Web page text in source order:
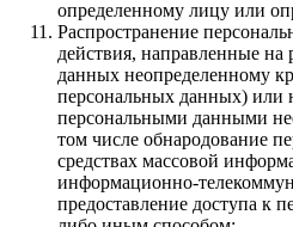
определенному лицу или
Распространение
действия, направленные на
данных неопределенному
персональных данных) или
персональными данными
том числе обнародование
средствах массовой
информационно-
предоставление доступа к